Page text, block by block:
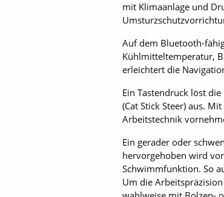
mit Klimaanlage und
Auf dem Bluetooth-
Kühlmitteltemperatur,
erleichtert die
Ein Tastendruck löst
(Cat Stick Steer) aus.
Arbeitstechnik
Ein gerader oder
hervorgehoben wird
Schwimmfunktion. So
Um die